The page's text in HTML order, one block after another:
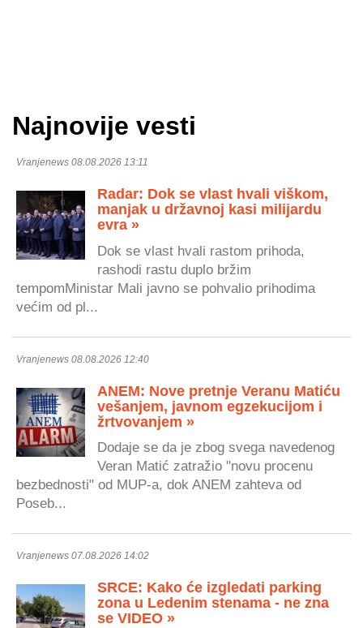
Najnovije vesti
Vranjenews 08.08.2026 13:11
Radar: Dok se vlast hvali viškom,
manjak u državnoj kasi milijardu
evra »
Dok se vlast hvali rastom prihoda,
rashodi rastu duplo bržim
tempomMinistar Mali javno se pohvalio prihodima
većim od pl...
Vranjenews 08.08.2026 12:40
ANEM: Nove pretnje Veranu Matiću
vešanjem, javnom egzekucijom i
žrtvovanjem »
Dodaje se da je zbog svega navedenog
Veran Matić zatražio "novu procenu
bezbednosti" od MUP-a, dok ANEM zahteva od
Poseb...
Vranjenews 07.08.2026 14:02
SRCE: Kako će izgledati parking
zona u Ledenim stenama - ne zna
se VIDEO »